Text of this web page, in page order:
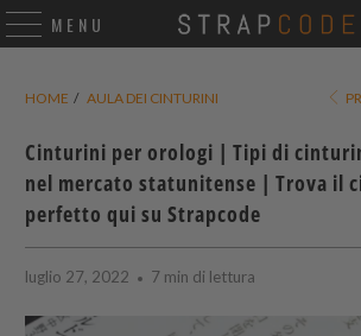
MENU
HOME / AULA DEI CINTURINI
Cinturini per orologi | Tipi di
nel mercato statunitense | Trova il
perfetto qui suStrapcode
luglio 27, 2022 7 min di lettura